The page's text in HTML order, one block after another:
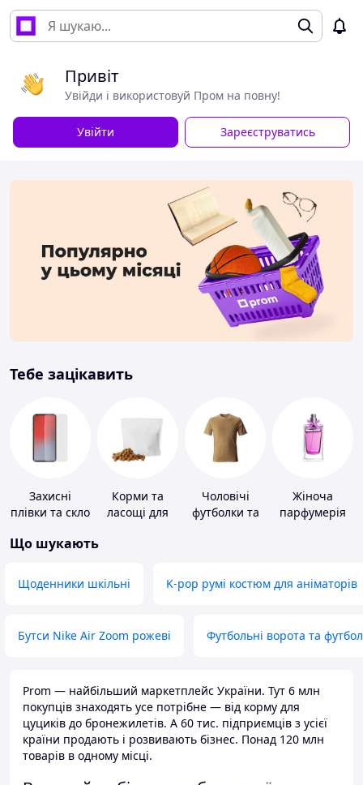
Привіт
Увійди і використовуй Пром на повну!
Увійти Зареєструватись
Тебе зацікавить
Захисні
плівки та скло
портативних
Корми та
ласощі для
Чоловічі
футболки та
Жіноча
парфумерія
Що шукають
Щоденники шкільні K-pop румі костюм для аніматорів
Бутси Nike Air Zoom рожеві Футбольні ворота та
Prom — найбільший маркетплейс України. Тут 6 млн
покупців знаходять усе потрібне — від корму для
цуциків до бронежилетів. А 60 тис. підприємців з усієї
країни продають і розвивають бізнес. Понад 120 млн
товарів в одному місці.